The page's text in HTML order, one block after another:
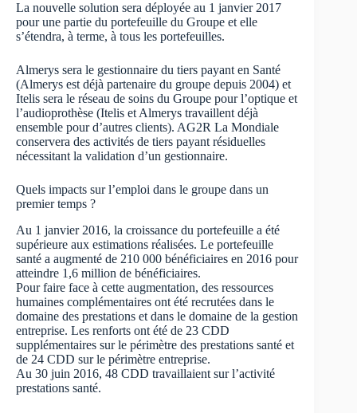
La nouvelle solution sera déployée au 1 janvier 2017
pour une partie du portefeuille du Groupe et elle
s’étendra, à terme, à tous les portefeuilles.
Almerys sera le gestionnaire du tiers payant en Santé
(Almerys est déjà partenaire du groupe depuis 2004) et
Itelis sera le réseau de soins du Groupe pour l’optique et
l’audioprothèse (Itelis et Almerys travaillent déjà
ensemble pour d’autres clients). AG2R La Mondiale
conservera des activités de tiers payant résiduelles
nécessitant la validation d’un gestionnaire.
Quels impacts sur l’emploi dans le groupe dans un
premier temps ?
Au 1 janvier 2016, la croissance du portefeuille a été
supérieure aux estimations réalisées. Le portefeuille
santé a augmenté de 210 000 bénéficiaires en 2016 pour
atteindre 1,6 million de bénéficiaires.
Pour faire face à cette augmentation, des ressources
humaines complémentaires ont été recrutées dans le
domaine des prestations et dans le domaine de la gestion
entreprise. Les renforts ont été de 23 CDD
supplémentaires sur le périmètre des prestations santé et
de 24 CDD sur le périmètre entreprise.
Au 30 juin 2016, 48 CDD travaillaient sur l’activité
prestations santé.